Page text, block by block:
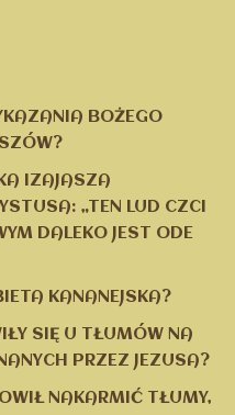
BOŻEGO
IZAJASZA
„TEN LUD CZCI
DALEKO JEST ODE
KANANEJSKA?
SIĘ U TŁUMÓW NA
PRZEZ JEZUSA?
NAKARMIĆ TŁUMY,